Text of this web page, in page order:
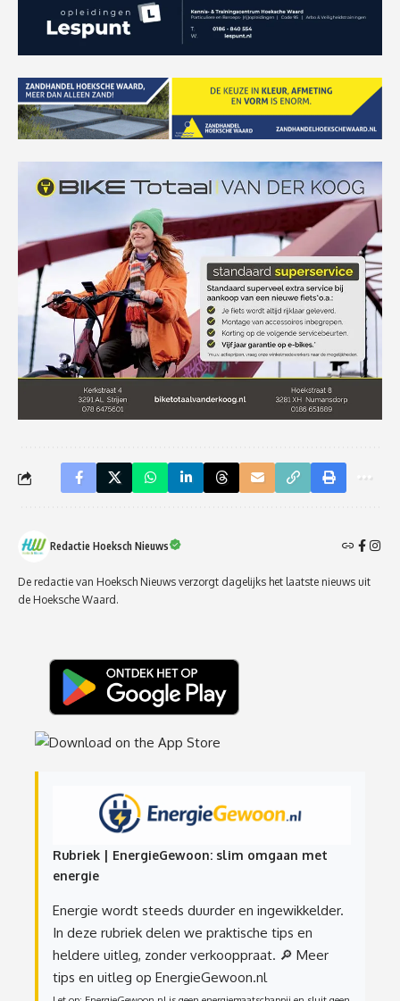
Redactie Hoeksch Nieuws
De redactie van Hoeksch Nieuws verzorgt dagelijks het laatste nieuws uit
de Hoeksche Waard.
Rubriek | EnergieGewoon: slim omgaan met
energie
Energie wordt steeds duurder en ingewikkelder.
In deze rubriek delen we praktische tips en
heldere uitleg, zonder verkooppraat. 🔎 Meer
tips en uitleg op EnergieGewoon.nl